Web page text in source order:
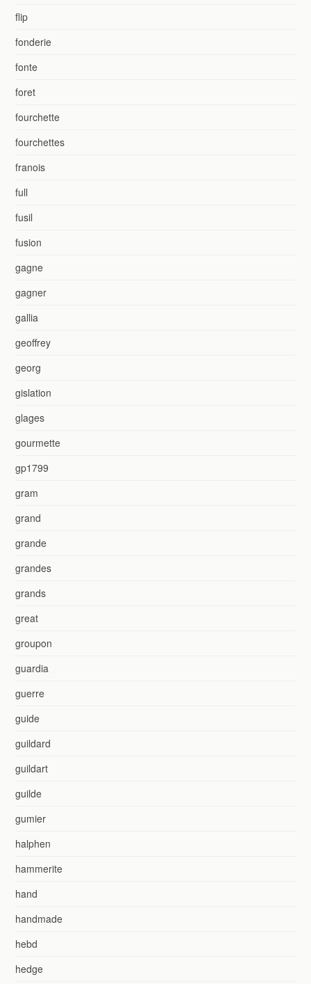
flip
fonderie
fonte
foret
fourchette
fourchettes
franois
full
fusil
fusion
gagne
gagner
gallia
geoffrey
georg
gislation
glages
gourmette
gp1799
gram
grand
grande
grandes
grands
great
groupon
guardia
guerre
guide
guildard
guildart
guilde
gumier
halphen
hammerite
hand
handmade
hebd
hedge